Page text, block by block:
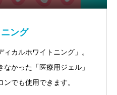
ング
カルホワイトニング」。
かった「医療用ジェル」
でも使用できます。